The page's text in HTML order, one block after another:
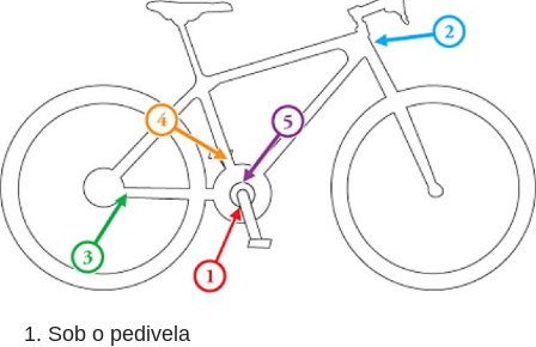
Sob o pedivela